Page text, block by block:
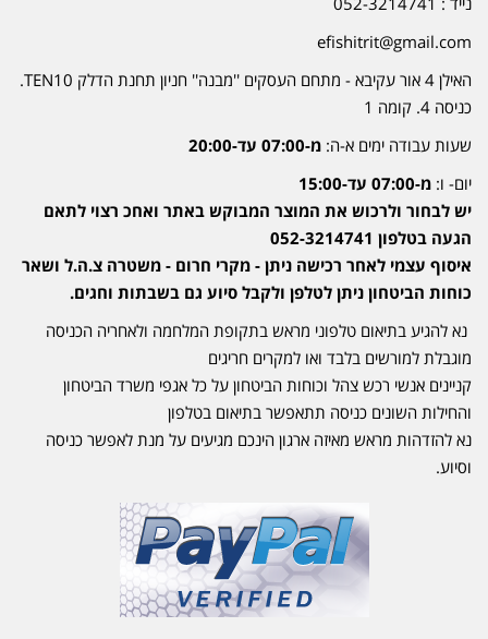
efishitrit@gmail.com
האילן 4 אור עקיבא - מתחם העסקים ''מבנה'' חניון תחנת הדלק TEN10.
כניסה 4. קומה 1
שעות עבודה ימים א-ה: מ-07:00 עד-20:00
יום- ו: מ-07:00 עד-15:00
יש לבחור ולרכוש את המוצר המבוקש באתר ואחכ רצוי לתאם
הגעה בטלפון 052-3214741
איסוף עצמי לאחר רכישה ניתן - מקרי חרום - משטרה צ.ה.ל ושאר
כוחות הביטחון ניתן לטלפן ולקבל סיוע גם בשבתות וחגים.
נא להגיע בתיאום טלפוני מראש בתקופת המלחמה ולאחריה הכניסה
מוגבלת למורשים בלבד ואו למקרים חריגים
קניינים אנשי רכש צהל וכוחות הביטחון על כל אגפי משרד הביטחון
והחילות השונים כניסה תתאפשר בתיאום בטלפון
נא להזדהות מראש מאיזה ארגון הינכם מגיעים על מנת לאפשר כניסה
וסיוע.